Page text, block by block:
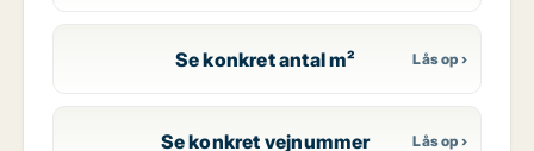
Se konkret antal m²
Se konkret vejnummer